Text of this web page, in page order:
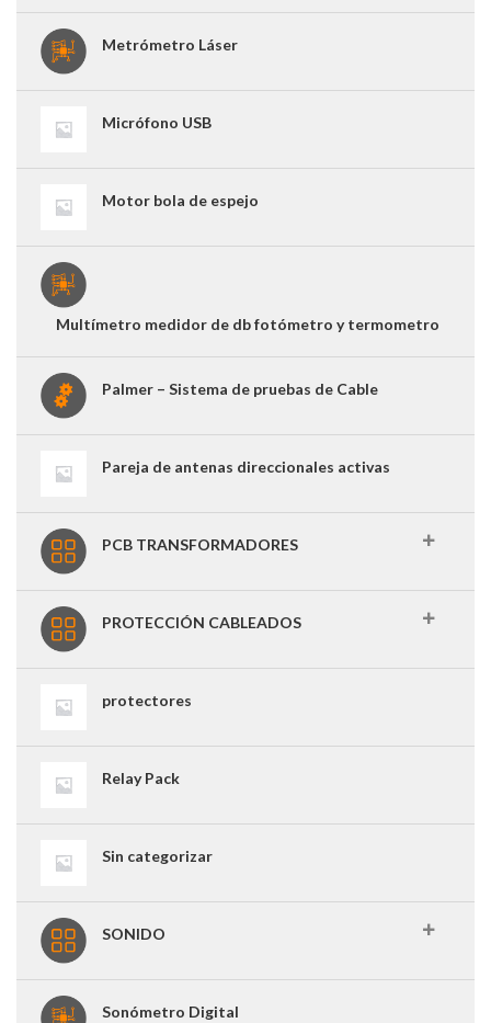
Metrómetro Láser
Micrófono USB
Motor bola de espejo
Multímetro medidor de db fotómetro y termometro
Palmer – Sistema de pruebas de Cable
Pareja de antenas direccionales activas
PCB TRANSFORMADORES
PROTECCIÓN CABLEADOS
protectores
Relay Pack
Sin categorizar
SONIDO
Sonómetro Digital